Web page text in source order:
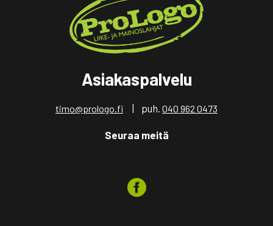
Asiakaspalvelu
timo@prologo.fi | puh. 040 962 0473
Seuraa meitä